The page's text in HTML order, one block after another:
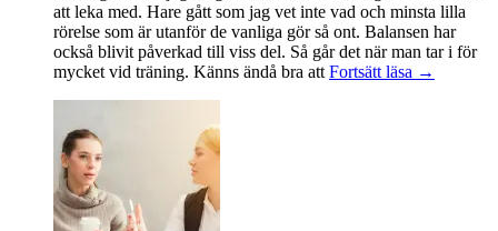
att leka med. Hare gått som jag vet inte vad och minsta lilla
rörelse som är utanför de vanliga gör så ont. Balansen har
också blivit påverkad till viss del. Så går det när man tar i för
mycket vid träning. Känns ändå bra att Fortsätt läsa →